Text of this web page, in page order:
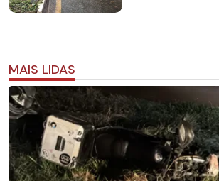
MAIS LIDAS